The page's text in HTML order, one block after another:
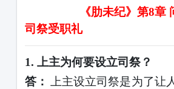
《肋未纪》第8章
司祭受职礼
1. 上主为何要设立司祭？
答：
上主设立司祭是为了让